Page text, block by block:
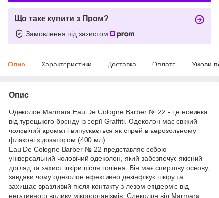
Що таке купити з Пром?
Замовлення під захистом
Опис Характеристики Доставка Оплата Умови
Опис
Одеколон Marmara Eau De Cologne Barber № 22 - це новинка
від турецького бренду із серії Graffiti. Одеколон має свіжий
чоловічий аромат і випускається як спрей в аерозольному
флаконі з дозатором (400 мл)
Eau De Cologne Barber № 22 представляє собою
універсальний чоловічий одеколон, який забезпечує якісний
догляд та захист шкіри після гоління. Він має спиртову основу,
завдяки чому одеколон ефективно дезінфікує шкіру та
захищає вразливий після контакту з лезом епідерміс від
негативного впливу мікроорганізмів. Одеколон від Marmara